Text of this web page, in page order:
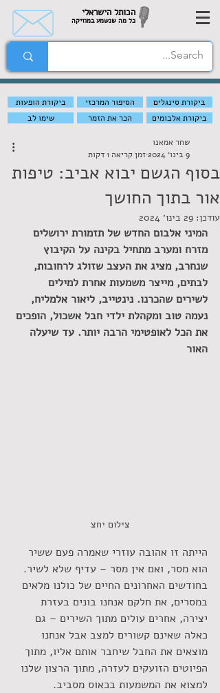
הכותל הישראלי
כל מה שנשמע במוזיקה
ביקורת הופעות הסיפור המרכזי
ביקורת סינגלים
שימו לב
הכר את הזמר ביקורת אלבומים
בסוף הגשם יבוא אביב: טיפות
אור בתוך החושך
שחר אמאנו
9 בינו׳ 2024
זמן קריאה 1 דקות
עודכן: 29 בינו׳ 2024
המיני אלבום החדש של תזמורת ירושלים
מזרח ומערב מתחיל בקינה על הקיבוץ
שנחרב, מציג את העצב שזולג לרחובות,
לבתים, מייצר משמעות אחרת למילים
לשירים שהכרנו. נינטייב, ליאור אלמליח,
נעמה טוב ומקהלת ילדי חבל אשכול, הופכים
את הכל לאופטימי הרבה יותר. עד שיעלה
האור
צילום יחצ
הייתה זו אהובה עוזרי שאמרה פעם ששיר
הוא מסר, ואם אין מסר – עדיף שלא לשיר.
בחודשים האחרונים החיים של כולנו מלאים
במסרים, את חלקם אנחנו בונים בעזרת
יצירה, אחרים עולים מתוך השירים – גם
כאלה שאינם קשורים למצב אבל אנחנו
מוצאים את החבל שיחבר אותם אליו, מתוך
הפיוטים הזועקים לעזרה, מתוך הרצון שלנו
למצוא את המשמעות בכאוס מסביב.